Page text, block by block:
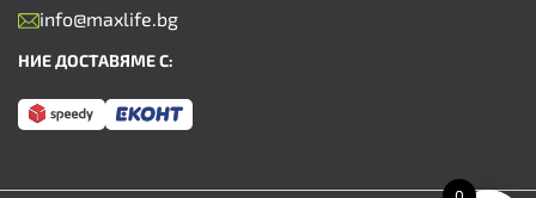
info@maxlife.bg
НИЕ ДОСТАВЯМЕ С: